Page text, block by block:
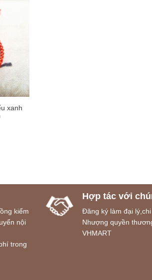
xanh
kiểm
nội
trong
Hợp tác với
Đăng ký làm đại
Nhượng quyền
VHMART